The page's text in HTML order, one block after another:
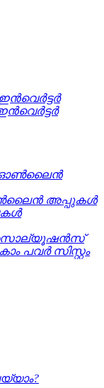
ഓൺലൈൻ
അപ്പുകൾ
സൊല്യൂഷൻസ്
പവർ സിസ്റ്റം